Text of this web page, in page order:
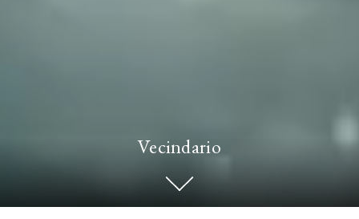
Vecindario